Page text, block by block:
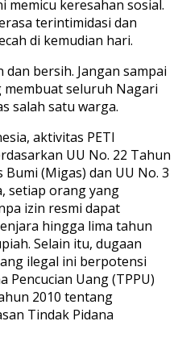
memicu keresahan sosial.
terintimidasi dan
di kemudian hari.
bersih. Jangan sampai
seluruh Nagari
salah satu warga.
aktivitas PETI
UU No. 22 Tahun
(Migas) dan UU No. 3
setiap orang yang
izin resmi dapat
hingga lima tahun
Selain itu, dugaan
ilegal ini berpotensi
Pencucian Uang (TPPU)
2010 tentang
Tindak Pidana